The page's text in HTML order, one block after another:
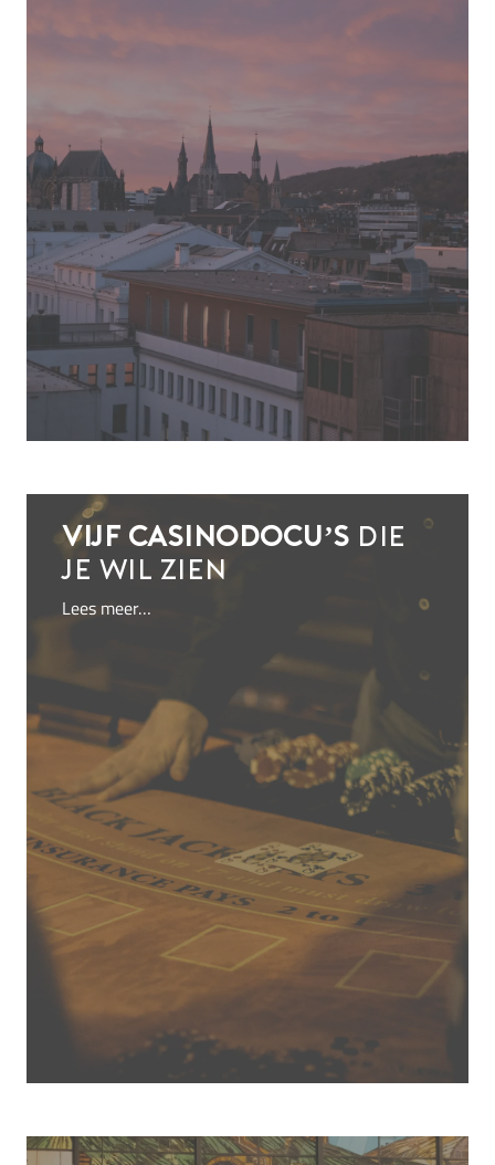
Vijf casinodocu’s die
je wil zien
Lees meer…